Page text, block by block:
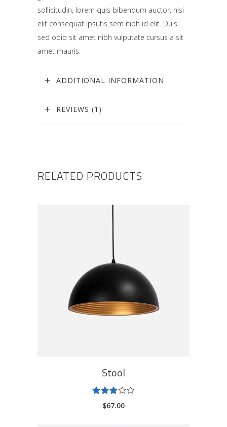
sollicitudin, lorem quis bibendum auctor, nisi
elit consequat ipsutis sem nibh id elit. Duis
sed odio sit amet nibh vulputate cursus a sit
amet mauris.
ADDITIONAL INFORMATION
REVIEWS (1)
RELATED PRODUCTS
ADD TO CART
Stool
out
$67.00